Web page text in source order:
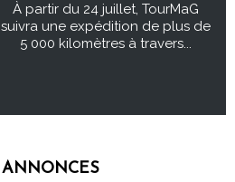
À partir du 24 juillet, TourMaG
suivra une expédition de plus de
5 000 kilomètres à travers...
ANNONCES